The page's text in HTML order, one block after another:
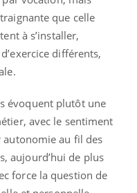
que celle
à s’installer,
différents,
évoquent plutôt une
avec le sentiment
autonomie au fil des
aujourd’hui de plus
force la question de